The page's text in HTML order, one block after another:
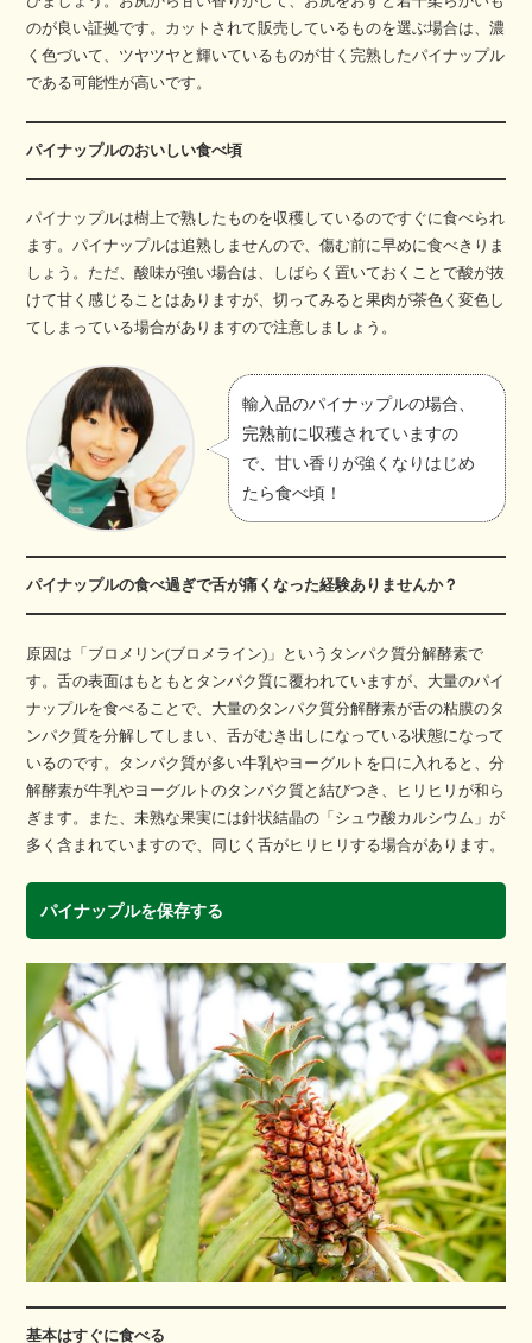
のが良い証拠です。カットされて販売しているものを選ぶ場合は、濃
く色づいて、ツヤツヤと輝いているものが甘く完熟したパイナップル
である可能性が高いです。
パイナップルのおいしい食べ頃
パイナップルは樹上で熟したものを収穫しているのですぐに食べられ
ます。パイナップルは追熟しませんので、傷む前に早めに食べきりま
しょう。ただ、酸味が強い場合は、しばらく置いておくことで酸が抜
けて甘く感じることはありますが、切ってみると果肉が茶色く変色し
てしまっている場合がありますので注意しましょう。
輸入品のパイナップルの場合、
完熟前に収穫されていますの
で、甘い香りが強くなりはじめ
たら食べ頃！
パイナップルの食べ過ぎで舌が痛くなった経験ありませんか？
原因は「ブロメリン(ブロメライン)」というタンパク質分解酵素で
す。舌の表面はもともとタンパク質に覆われていますが、大量のパイ
ナップルを食べることで、大量のタンパク質分解酵素が舌の粘膜のタ
ンパク質を分解してしまい、舌がむき出しになっている状態になって
いるのです。タンパク質が多い牛乳やヨーグルトを口に入れると、分
解酵素が牛乳やヨーグルトのタンパク質と結びつき、ヒリヒリが和ら
ぎます。また、未熟な果実には針状結晶の「シュウ酸カルシウム」が
多く含まれていますので、同じく舌がヒリヒリする場合があります。
パイナップルを保存する
基本はすぐに食べる